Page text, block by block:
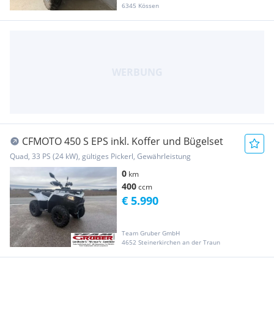
6345 Kössen
CFMOTO 450 S EPS inkl. Koffer und Bügelset
Quad, 33 PS (24 kW), gültiges Pickerl, Gewährleistung
0 km
400ccm
Team Gruber GmbH
4652 Steinerkirchen an der Traun
€ 5.990